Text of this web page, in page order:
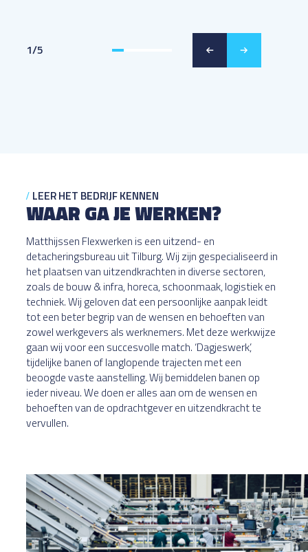
1/5
LEER HET BEDRIJF KENNEN
WAAR GA JE WERKEN?
Matthijssen Flexwerken is een uitzend- en
detacheringsbureau uit Tilburg. Wij zijn gespecialiseerd in
het plaatsen van uitzendkrachten in diverse sectoren,
zoals de bouw & infra, horeca, schoonmaak, logistiek en
techniek. Wij geloven dat een persoonlijke aanpak leidt
tot een beter begrip van de wensen en behoeften van
zowel werkgevers als werknemers. Met deze werkwijze
gaan wij voor een succesvolle match. ‘Dagjeswerk’,
tijdelijke banen of langlopende trajecten met een
beoogde vaste aanstelling. Wij bemiddelen banen op
ieder niveau. We doen er alles aan om de wensen en
behoeften van de opdrachtgever en uitzendkracht te
vervullen.